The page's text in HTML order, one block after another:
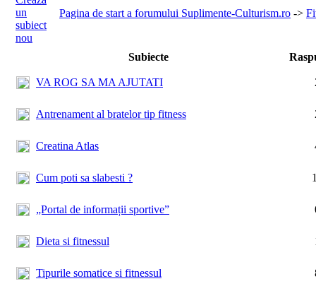
Pagina de start a forumului Suplimente-Culturism.ro ->
Subiecte
VA ROG SA MA AJUTATI
Antrenament al bratelor tip fitness
Creatina Atlas
Cum poti sa slabesti ?
„Portal de informații sportive”
Dieta si fitnessul
Tipurile somatice si fitnessul